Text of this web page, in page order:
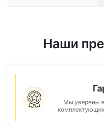
Наши
Мы уверены в